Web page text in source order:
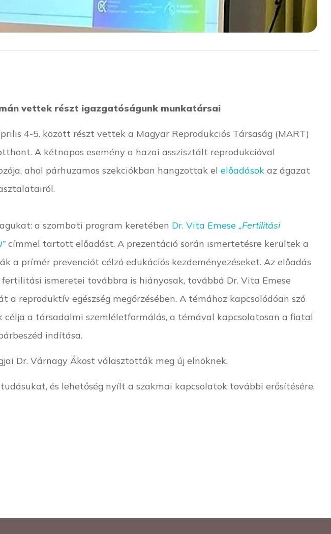
vettek részt igazgatóságunk munkatársai
4-5. között részt vettek a Magyar Reprodukciós Társaság (MART)
A kétnapos esemény a hazai asszisztált reprodukcióval
ahol párhuzamos szekciókban hangzottak el előadások az ágazat
a szombati program keretében Dr. Vita Emese „Fertilitási
címmel tartott előadást. A prezentáció során ismertetésre kerültek a
prímér prevenciót célzó edukációs kezdeményezéseket. Az előadás
ismeretei továbbra is hiányosak, továbbá Dr. Vita Emese
a reproduktív egészség megőrzésében. A témához kapcsolódóan szó
célja a társadalmi szemléletformálás, a témával kapcsolatosan a fiatal
indítása.
Dr. Várnagy Ákost választották meg új elnöknek.
és lehetőség nyílt a szakmai kapcsolatok további erősítésére.